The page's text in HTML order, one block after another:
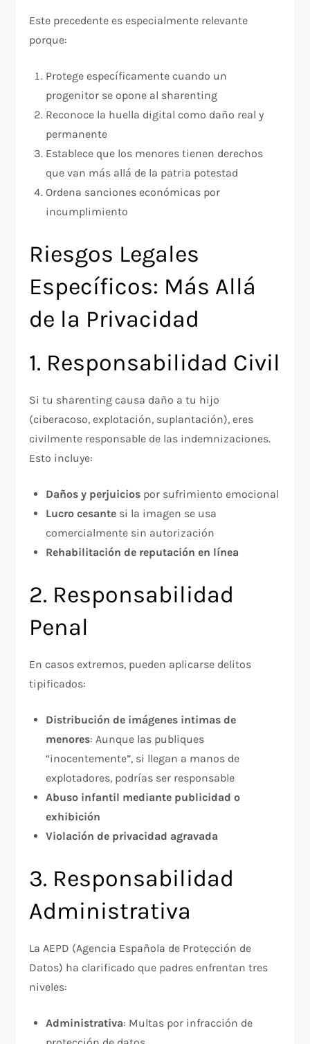
Este precedente es especialmente relevante
porque:
Protege específicamente cuando un
progenitor se opone al sharenting
Reconoce la huella digital como daño real y
permanente
Establece que los menores tienen derechos
que van más allá de la patria potestad
Ordena sanciones económicas por
incumplimiento
Riesgos Legales
Específicos: Más Allá
de la Privacidad
1. Responsabilidad Civil
Si tu sharenting causa daño a tu hijo
(ciberacoso, explotación, suplantación), eres
civilmente responsable de las indemnizaciones.
Esto incluye:​
Daños y perjuicios por sufrimiento emocional
Lucro cesante si la imagen se usa
comercialmente sin autorización
Rehabilitación de reputación en línea
2. Responsabilidad
Penal
En casos extremos, pueden aplicarse delitos
tipificados:​
Distribución de imágenes intimas de
menores: Aunque las publiques
“inocentemente”, si llegan a manos de
explotadores, podrías ser responsable
Abuso infantil mediante publicidad o
exhibición
Violación de privacidad agravada
3. Responsabilidad
Administrativa
La AEPD (Agencia Española de Protección de
Datos) ha clarificado que padres enfrentan tres
niveles:​
Administrativa: Multas por infracción de